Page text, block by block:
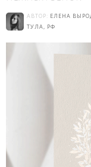
АВТОР: ЕЛЕНА
ТУЛА, РФ